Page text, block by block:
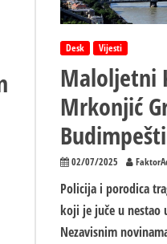
Desk Vijesti
Maloljetni
Mrkonjić
Budimpešti
02/07/2025
Policija i porodica
koji je juče u nestao
Nezavisnim